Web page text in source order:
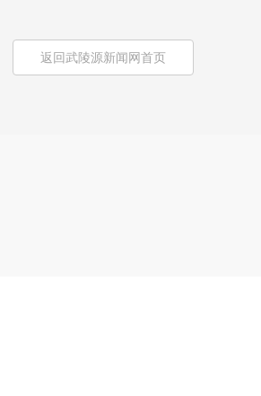
返回武陵源新闻网首页